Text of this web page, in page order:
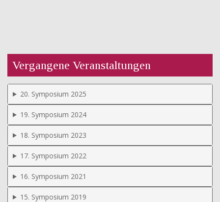
Vergangene Veranstaltungen
20. Symposium 2025
19. Symposium 2024
18. Symposium 2023
17. Symposium 2022
16. Symposium 2021
15. Symposium 2019